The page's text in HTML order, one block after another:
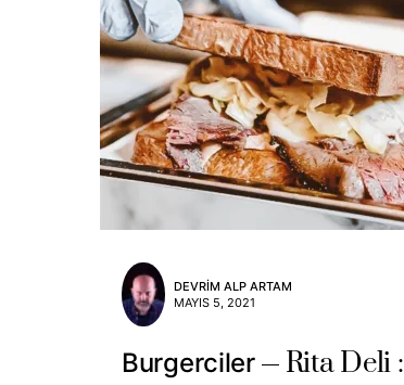
DEVRIM ALP ARTAM
MAYIS 5, 2021
Burgerciler
Rita Deli :